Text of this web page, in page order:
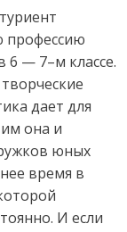
профессию
6 — 7–м классе.
дает для
она и
юных
время в
И если